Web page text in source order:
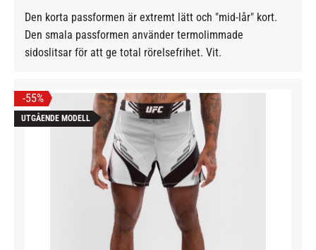
Den korta passformen är extremt lätt och "mid-lår" kort.
Den smala passformen använder termolimmade
sidoslitsar för att ge total rörelsefrihet. Vit.
55%
UTGÅENDE MODELL